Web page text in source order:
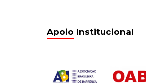
Apoio Institucional